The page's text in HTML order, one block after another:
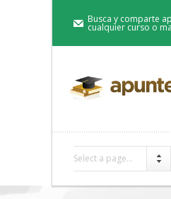
Busca y comparte
cualquier curso o
Select a page...